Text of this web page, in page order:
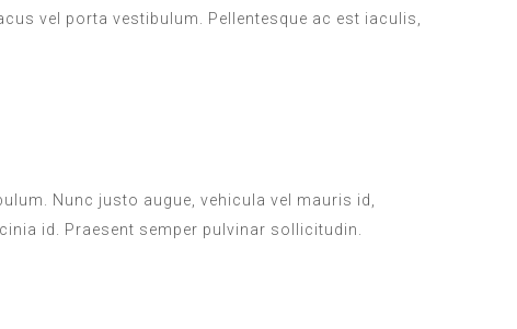
vel porta vestibulum. Pellentesque ac est iaculis,
Nunc justo augue, vehicula vel mauris id,
id. Praesent semper pulvinar sollicitudin.